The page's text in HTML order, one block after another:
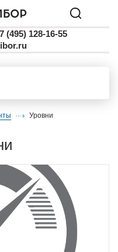
(495) 128-16-55
уровни